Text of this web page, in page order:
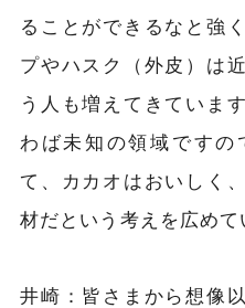
ることができるなと強
プやハスク（外皮）は
う人も増えてきていま
わば未知の領域ですの
て、カカオはおいしく
材だという考えを広めて
井崎： 皆さまから想像